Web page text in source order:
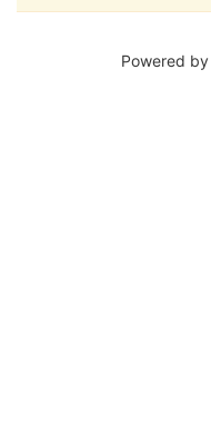
Powered by